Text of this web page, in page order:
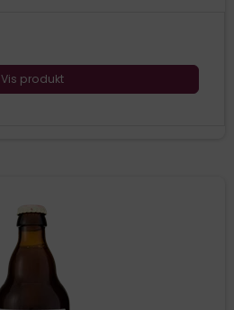
Vis produkt